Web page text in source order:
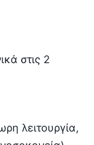
στις 2
λειτουργία,